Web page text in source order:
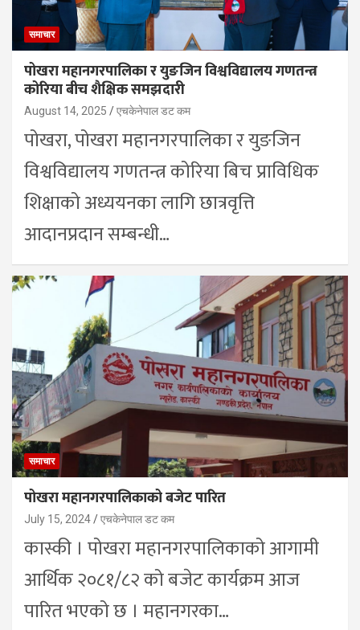
समाचार
पोखरा महानगरपालिका र युङजिन विश्वविद्यालय गणतन्त्र
कोरिया बीच शैक्षिक समझदारी
August 14, 2025 एचकेनेपाल डट कम
पोखरा, पोखरा महानगरपालिका र युङजिन
विश्वविद्यालय गणतन्त्र कोरिया बिच प्राविधिक
शिक्षाको अध्ययनका लागि छात्रवृत्ति
आदानप्रदान सम्बन्धी…
समाचार
पोखरा महानगरपालिकाको बजेट पारित
July 15, 2024 एचकेनेपाल डट कम
कास्की । पोखरा महानगरपालिकाको आगामी
आर्थिक २०८१/८२ को बजेट कार्यक्रम आज
पारित भएको छ । महानगरका…